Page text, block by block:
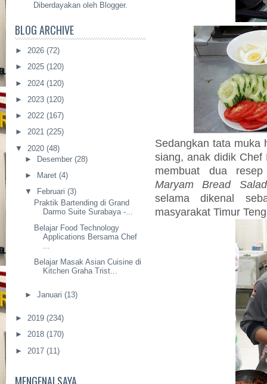
Diberdayakan oleh Blogger.
BLOG ARCHIVE
► 2026 (72)
► 2025 (120)
► 2024 (120)
► 2023 (120)
► 2022 (167)
► 2021 (225)
▼ 2020 (48)
►
Desember (28)
►
Maret (4)
▼
Februari (3)
Praktik Bartending di Grand
Darmo Suite Surabaya -...
Belajar Food Technology
Applications Bersama Chef
Belajar Masak Asian Cuisine di
Kitchen Graha Trist...
► Januari (13)
► 2019 (234)
► 2018 (170)
► 2017 (11)
MENGENAI SAYA
Sedangkan tata muka
siang, anak didik Chef
membuat dua
Maryam Bread Salad
selama dikenal
masyarakat Timur